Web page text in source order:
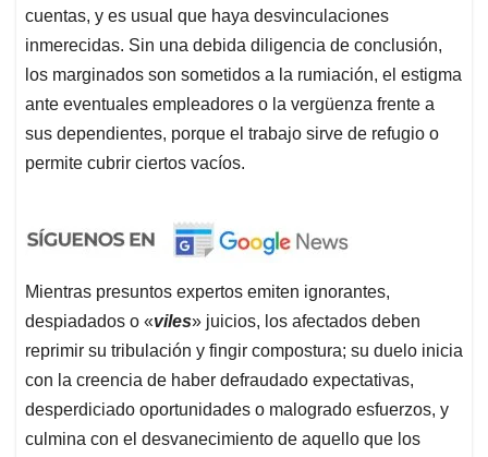
cuentas, y es usual que haya desvinculaciones
inmerecidas. Sin una debida diligencia de conclusión,
los marginados son sometidos a la rumiación, el estigma
ante eventuales empleadores o la vergüenza frente a
sus dependientes, porque el trabajo sirve de refugio o
permite cubrir ciertos vacíos.
Mientras presuntos expertos emiten ignorantes,
despiadados o «viles» juicios, los afectados deben
reprimir su tribulación y fingir compostura; su duelo inicia
con la creencia de haber defraudado expectativas,
desperdiciado oportunidades o malogrado esfuerzos, y
culmina con el desvanecimiento de aquello que los